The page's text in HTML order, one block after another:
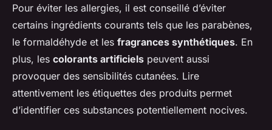
Pour éviter les allergies, il est conseillé d’éviter
certains ingrédients courants tels que les parabènes,
le formaldéhyde et les fragrances synthétiques. En
plus, les colorants artificiels peuvent aussi
provoquer des sensibilités cutanées. Lire
attentivement les étiquettes des produits permet
d’identifier ces substances potentiellement nocives.